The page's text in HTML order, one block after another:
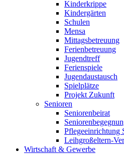
Kinderkrippe
Kindergärten
Schulen
Mensa
Mittagsbetreuung
Ferienbetreuung
Jugendtreff
Ferienspiele
Jugendaustausch
Spielplätze
Projekt Zukunft
Senioren
Seniorenbeirat
Pflegeeinrichtung
Leihgroßeltern-
Wirtschaft & Gewerbe